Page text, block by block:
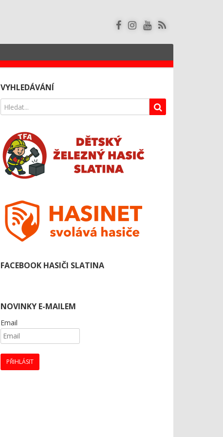
VYHLEDÁVÁNÍ
FACEBOOK HASIČI SLATINA
NOVINKY E-MAILEM
Email